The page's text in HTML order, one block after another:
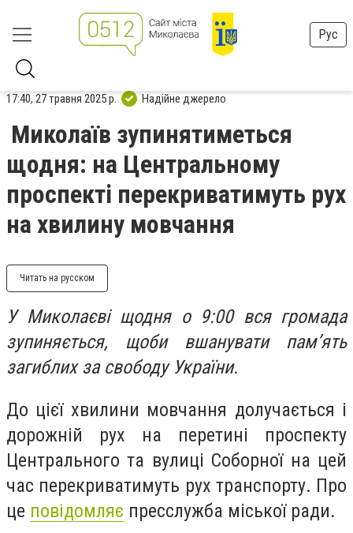
Рус
17:40, 27 травня 2025 р. Надійне джерело
Миколаїв зупинятиметься
щодня: на Центральному
проспекті перекриватимуть рух
на хвилину мовчання
Читать на русском
У Миколаєві щодня о 9:00 вся громада
зупиняється, щоби вшанувати пам’ять
загиблих за свободу України.
До цієї хвилини мовчання долучається і
дорожній рух на перетині проспекту
Центрального та вулиці Соборної на цей
час перекриватимуть рух транспорту. Про
це повідомляє пресслужба міської ради.